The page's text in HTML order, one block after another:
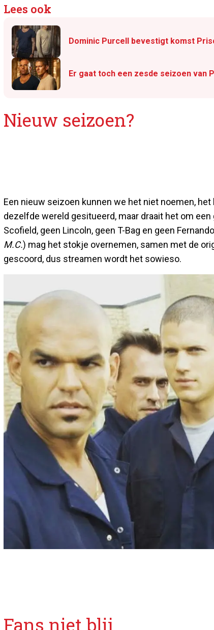
Lees ook
Dominic Purcell bevestigt komst
Er gaat toch een zesde seizoen van
Nieuw seizoen?
Een nieuw seizoen kunnen we het niet noemen,
dezelfde wereld gesitueerd, maar draait het om
Scofield, geen Lincoln, geen T-Bag en geen
M.C.) mag het stokje overnemen, samen met de
gescoord, dus streamen wordt het sowieso.
Fans niet blij